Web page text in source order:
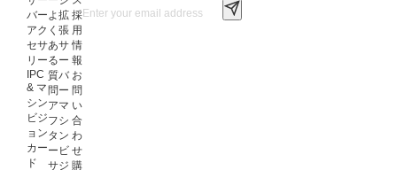
バー
アク
セサ
リー
IPC
& マ
シン
ビジ
ョン
カー
ド
よ
く
あ
る
質
問
ア
フ
タ
ー
サ
拡
張
サ
ー
バ
ー
マ
シ
ン
ビ
ジ
採
用
情
報
お
問
い
合
わ
せ
購